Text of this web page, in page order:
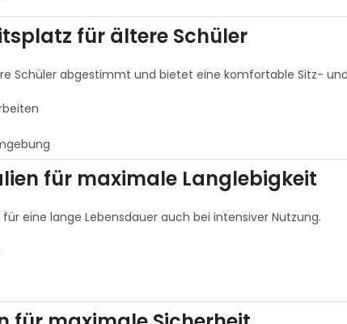
für ältere Schüler
Schüler abgestimmt und bietet eine komfortable Sitz-
für maximale Langlebigkeit
eine lange Lebensdauer auch bei intensiver Nutzung.